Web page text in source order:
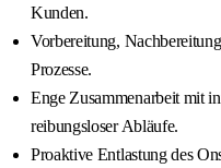
Kunden.
Vorbereitung,
Prozesse.
Enge Zusammenarbeit mit
reibungsloser Abläufe.
Proaktive Entlastung des